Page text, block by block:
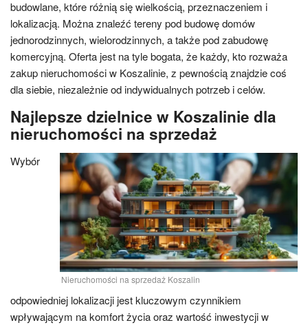
budowlane, które różnią się wielkością, przeznaczeniem i
lokalizacją. Można znaleźć tereny pod budowę domów
jednorodzinnych, wielorodzinnych, a także pod zabudowę
komercyjną. Oferta jest na tyle bogata, że każdy, kto rozważa
zakup nieruchomości w Koszalinie, z pewnością znajdzie coś
dla siebie, niezależnie od indywidualnych potrzeb i celów.
Najlepsze dzielnice w Koszalinie dla
nieruchomości na sprzedaż
Nieruchomości na sprzedaż Koszalin
Wybór
odpowiedniej lokalizacji jest kluczowym czynnikiem
wpływającym na komfort życia oraz wartość inwestycji w